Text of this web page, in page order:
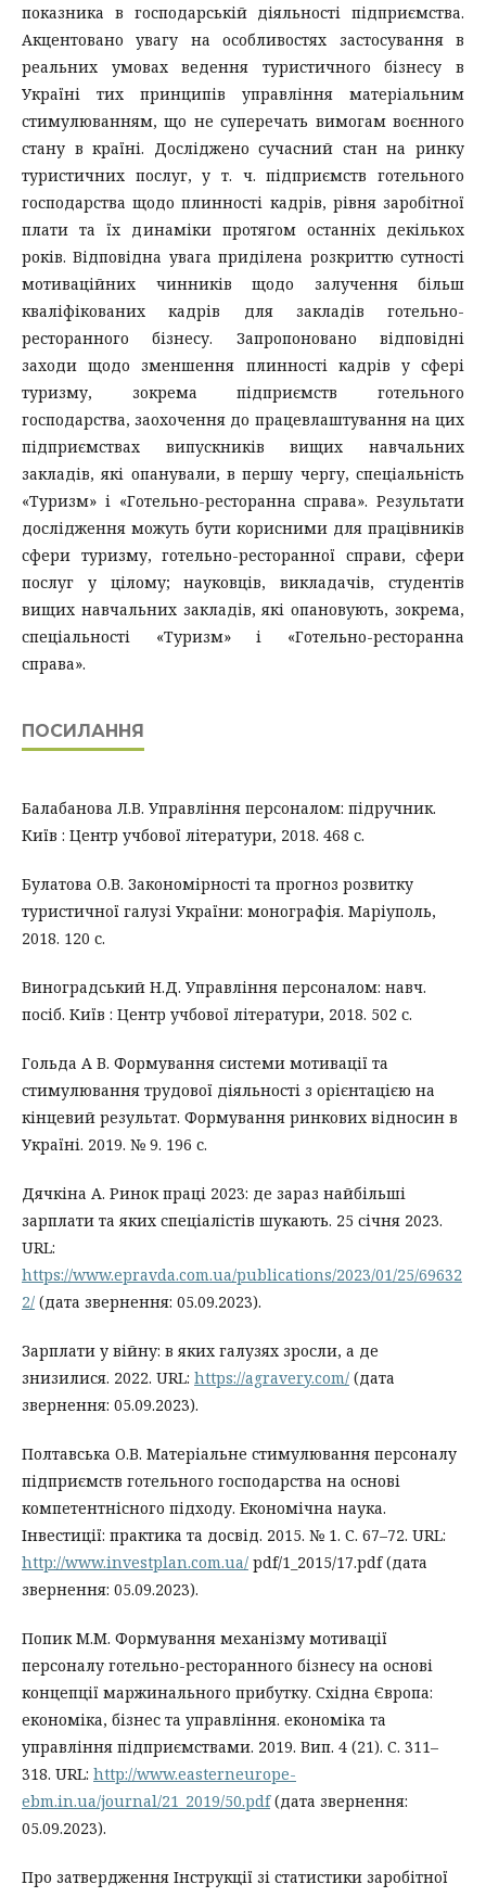
показника в господарській діяльності підприємства.
Акцентовано увагу на особливостях застосування в
реальних умовах ведення туристичного бізнесу в
Україні тих принципів управління матеріальним
стимулюванням, що не суперечать вимогам воєнного
стану в країні. Досліджено сучасний стан на ринку
туристичних послуг, у т. ч. підприємств готельного
господарства щодо плинності кадрів, рівня заробітної
плати та їх динаміки протягом останніх декількох
років. Відповідна увага приділена розкриттю сутності
мотиваційних чинників щодо залучення більш
кваліфікованих кадрів для закладів готельно-
ресторанного бізнесу. Запропоновано відповідні
заходи щодо зменшення плинності кадрів у сфері
туризму, зокрема підприємств готельного
господарства, заохочення до працевлаштування на цих
підприємствах випускників вищих навчальних
закладів, які опанували, в першу чергу, спеціальність
«Туризм» і «Готельно-ресторанна справа». Результати
дослідження можуть бути корисними для працівників
сфери туризму, готельно-ресторанної справи, сфери
послуг у цілому; науковців, викладачів, студентів
вищих навчальних закладів, які опановують, зокрема,
спеціальності «Туризм» і «Готельно-ресторанна
справа».
ПОСИЛАННЯ
Балабанова Л.В. Управління персоналом: підручник.
Київ : Центр учбової літератури, 2018. 468 с.
Булатова О.В. Закономірності та прогноз розвитку
туристичної галузі України: монографія. Маріуполь,
2018. 120 с.
Виноградський Н.Д. Управління персоналом: навч.
посіб. Київ : Центр учбової літератури, 2018. 502 с.
Гольда А В. Формування системи мотивації та
стимулювання трудової діяльності з орієнтацією на
кінцевий результат. Формування ринкових відносин в
Україні. 2019. № 9. 196 с.
Дячкіна А. Ринок праці 2023: де зараз найбільші
зарплати та яких спеціалістів шукають. 25 січня 2023.
URL:
https://www.epravda.com.ua/publications/2023/01/25/69632
2/ (дата звернення: 05.09.2023).
Зарплати у війну: в яких галузях зросли, а де
знизилися. 2022. URL: https://agravery.com/ (дата
звернення: 05.09.2023).
Полтавська О.В. Матеріальне стимулювання персоналу
підприємств готельного господарства на основі
компетентнісного підходу. Економічна наука.
Інвестиції: практика та досвід. 2015. № 1. С. 67–72. URL:
http://www.investplan.com.ua/ pdf/1_2015/17.pdf (дата
звернення: 05.09.2023).
Попик М.М. Формування механізму мотивації
персоналу готельно-ресторанного бізнесу на основі
концепції маржинального прибутку. Східна Європа:
економіка, бізнес та управління. економіка та
управління підприємствами. 2019. Вип. 4 (21). С. 311–
318. URL: http://www.easterneurope-
ebm.in.ua/journal/21_2019/50.pdf(дата звернення:
05.09.2023).
Про затвердження Інструкції зі статистики заробітної